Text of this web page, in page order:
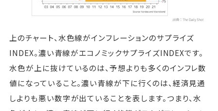
上のチャート、水色線がインフレーションのサプライズ
INDEX。濃い青線がエコノミックサプライズINDEXです。
水色が上に抜けているのは、予想よりも多くのインフレ数
値になっていること。濃い青線が下に行くのは、経済見通
しよりも悪い数字が出ていることを表します。つまり、水